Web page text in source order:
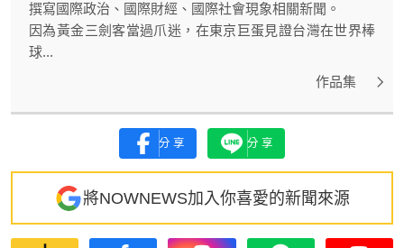
撰寫國際政治、國際財經、國際社會現象相關新聞。
因為黃金三劍客當過爪迷，在東京巨蛋見證台灣在世界棒
球...
作品集
分享 分享
將NOWNEWS加入你喜愛的新聞來源